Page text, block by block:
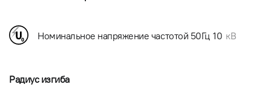
Номинальное напряжение частотой 50Гц 10 кВ
Радиус изгиба